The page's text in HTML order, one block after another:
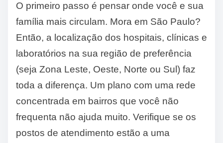
O primeiro passo é pensar onde você e sua
família mais circulam. Mora em São Paulo?
Então, a localização dos hospitais, clínicas e
laboratórios na sua região de preferência
(seja Zona Leste, Oeste, Norte ou Sul) faz
toda a diferença. Um plano com uma rede
concentrada em bairros que você não
frequenta não ajuda muito. Verifique se os
postos de atendimento estão a uma